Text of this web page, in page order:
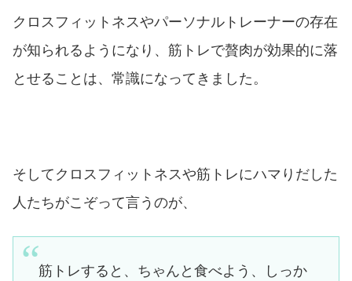
クロスフィットネスやパーソナルトレーナーの存在
が知られるようになり、筋トレで贅肉が効果的に落
とせることは、常識になってきました。
そしてクロスフィットネスや筋トレにハマりだした
人たちがこぞって言うのが、
筋トレすると、ちゃんと食べよう、しっか